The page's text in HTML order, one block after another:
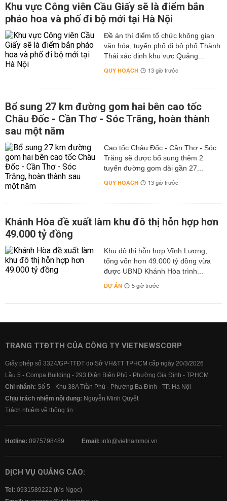
Khu vực Công viên Cầu Giấy sẽ là điểm bắn
pháo hoa và phố đi bộ mới tại Hà Nội
Đề án thí điểm tổ chức không gian
văn hóa, tuyến phố đi bộ phố Thành
Thái xác định khu vực Quảng...
QUY HOẠCH 13 giờ trước
Bổ sung 27 km đường gom hai bên cao tốc
Châu Đốc - Cần Thơ - Sóc Trăng, hoàn thành
sau một năm
Cao tốc Châu Đốc - Cần Thơ - Sóc
Trăng sẽ được bổ sung thêm 2
tuyến đường gom dài gần 27...
QUY HOẠCH 13 giờ trước
Khánh Hòa đề xuất làm khu đô thị hỗn hợp hơn
49.000 tỷ đồng
Khu đô thị hỗn hợp Vĩnh Lương,
tổng vốn hơn 49.000 tỷ đồng vừa
được UBND Khánh Hòa trình...
DỰ ÁN 5 giờ trước
TRANG TTĐTTH CỦA CÔNG TY VIETNEWSCORP
Giấy phép số 3324/GP-TTĐT do Sở VH&TT TPHCM cấp ngày 20/3/2026
Lầu 5 - Compa Building - 293 Điện Biên Phủ - Phường Gia Định - TP.HCM
Chi nhánh: Số 5 - Khu 38A Trần Phú - Phường Ba Đình - TP. Hà Nội
Chịu trách nhiệm nội dung: Nguyễn Minh Quyết
Trách nhiệm về thông tin
Hotline: 0975798489 Email: info@vietnammoi.vn
DỊCH VỤ QUẢNG CÁO:
Tel: 0931589222 (Ms Ngọc)